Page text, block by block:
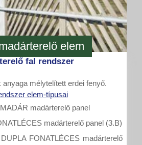
elem
fal rendszer
anyaga mélytelített erdei fenyő.
elem-típusai
madárterelő panel
madárterelő panel (3.B)
FONATLÉCES madárterelő